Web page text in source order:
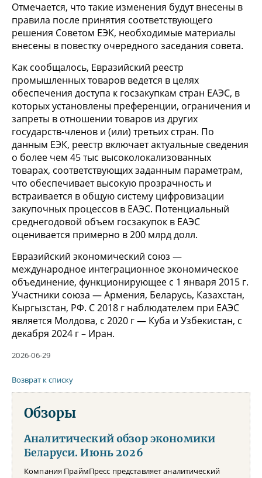
Отмечается, что такие изменения будут внесены в
правила после принятия соответствующего
решения Советом ЕЭК, необходимые материалы
внесены в повестку очередного заседания совета.
Как сообщалось, Евразийский реестр
промышленных товаров ведется в целях
обеспечения доступа к госзакупкам стран ЕАЭС, в
которых установлены преференции, ограничения и
запреты в отношении товаров из других
государств-членов и (или) третьих стран. По
данным ЕЭК, реестр включает актуальные сведения
о более чем 45 тыс высоколокализованных
товарах, соответствующих заданным параметрам,
что обеспечивает высокую прозрачность и
встраивается в общую систему цифровизации
закупочных процессов в ЕАЭС. Потенциальный
среднегодовой объем госзакупок в ЕАЭС
оценивается примерно в 200 млрд долл.
Евразийский экономический союз —
международное интеграционное экономическое
объединение, функционирующее с 1 января 2015 г.
Участники союза — Армения, Беларусь, Казахстан,
Кыргызстан, РФ. С 2018 г наблюдателем при ЕАЭС
является Молдова, с 2020 г — Куба и Узбекистан, с
декабря 2024 г – Иран.
2026-06-29
Возврат к списку
Обзоры
Аналитический обзор экономики
Беларуси. Июнь 2026
Компания ПраймПресс представляет аналитический